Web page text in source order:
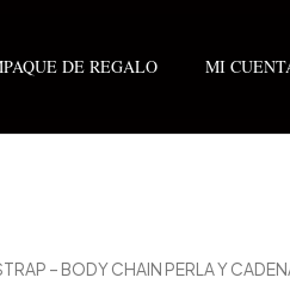
DE REGALO MI
– BODY CHAIN PERLA Y